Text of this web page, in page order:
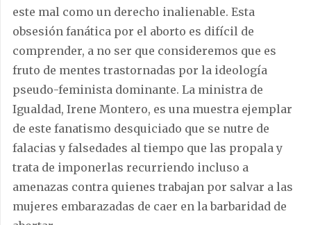
este mal como un derecho inalienable. Esta
obsesión fanática por el aborto es difícil de
comprender, a no ser que consideremos que es
fruto de mentes trastornadas por la ideología
pseudo-feminista dominante. La ministra de
Igualdad, Irene Montero, es una muestra ejemplar
de este fanatismo desquiciado que se nutre de
falacias y falsedades al tiempo que las propala y
trata de imponerlas recurriendo incluso a
amenazas contra quienes trabajan por salvar a las
mujeres embarazadas de caer en la barbaridad de